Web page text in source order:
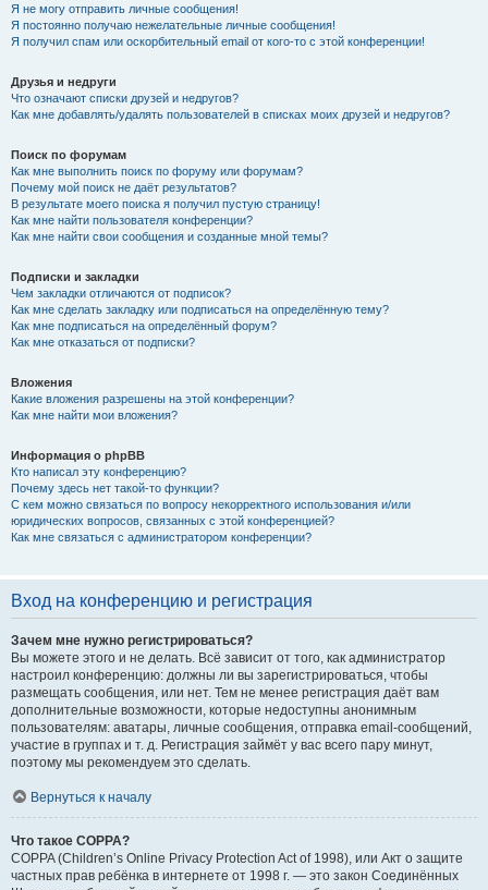
Я не могу отправить личные сообщения!
Я постоянно получаю нежелательные личные сообщения!
Я получил спам или оскорбительный email от кого-то с этой конференции!
Друзья и недруги
Что означают списки друзей и недругов?
Как мне добавлять/удалять пользователей в списках моих друзей и недругов?
Поиск по форумам
Как мне выполнить поиск по форуму или форумам?
Почему мой поиск не даёт результатов?
В результате моего поиска я получил пустую страницу!
Как мне найти пользователя конференции?
Как мне найти свои сообщения и созданные мной темы?
Подписки и закладки
Чем закладки отличаются от подписок?
Как мне сделать закладку или подписаться на определённую тему?
Как мне подписаться на определённый форум?
Как мне отказаться от подписки?
Вложения
Какие вложения разрешены на этой конференции?
Как мне найти мои вложения?
Информация о phpBB
Кто написал эту конференцию?
Почему здесь нет такой-то функции?
С кем можно связаться по вопросу некорректного использования и/или
юридических вопросов, связанных с этой конференцией?
Как мне связаться с администратором конференции?
Вход на конференцию и регистрация
Зачем мне нужно регистрироваться?
Вы можете этого и не делать. Всё зависит от того, как администратор
настроил конференцию: должны ли вы зарегистрироваться, чтобы
размещать сообщения, или нет. Тем не менее регистрация даёт вам
дополнительные возможности, которые недоступны анонимным
пользователям: аватары, личные сообщения, отправка email-сообщений,
участие в группах и т. д. Регистрация займёт у вас всего пару минут,
поэтому мы рекомендуем это сделать.
Вернуться к началу
Что такое COPPA?
COPPA (Children’s Online Privacy Protection Act of 1998), или Акт о защите
частных прав ребёнка в интернете от 1998 г. — это закон Соединённых